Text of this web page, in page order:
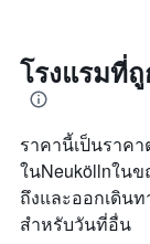
3
วัน
ผ่าน
แสดง
หมวด
โรงแรม
ตาม
ดาว
แผนภูมิ
วัน
ที่
พัก
แผนภูมิ
แกน
X
โรงแรมที่
ราคานี้เป็นราค
ในNeuköllnใน
ถึงและออกเดิน
สำหรับวันที่อื่น